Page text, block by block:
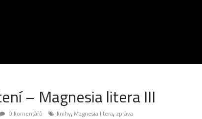
– Magnesia litera III
0 komentářů knihy, Magnesia litera, zpráva